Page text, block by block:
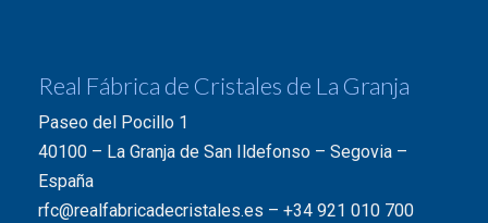
Real Fábrica de Cristales de La Granja
Paseo del Pocillo 1
40100 – La Granja de San Ildefonso – Segovia –
España
rfc@realfabricadecristales.es – +34 921 010 700